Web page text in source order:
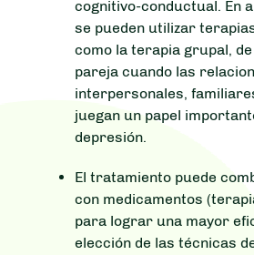
cognitivo-conductual. En
se pueden utilizar
como la terapia grupal,
pareja cuando las
interpersonales,
juegan un papel
depresión.
El tratamiento puede
con medicamentos
para lograr una mayor
elección de las técnicas